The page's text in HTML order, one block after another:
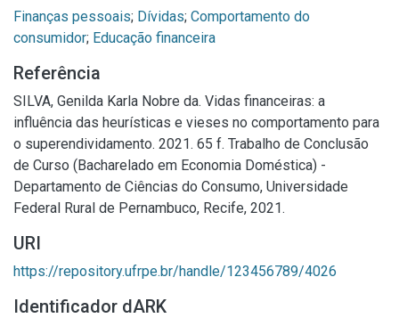
Finanças pessoais; Dívidas; Comportamento do
consumidor; Educação financeira
Referência
SILVA, Genilda Karla Nobre da. Vidas financeiras: a
influência das heurísticas e vieses no comportamento para
o superendividamento. 2021. 65 f. Trabalho de Conclusão
de Curso (Bacharelado em Economia Doméstica) -
Departamento de Ciências do Consumo, Universidade
Federal Rural de Pernambuco, Recife, 2021.
URI
https://repository.ufrpe.br/handle/123456789/4026
Identificador dARK